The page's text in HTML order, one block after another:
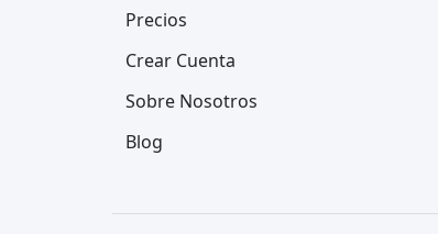
Precios
Crear Cuenta
Sobre Nosotros
Blog